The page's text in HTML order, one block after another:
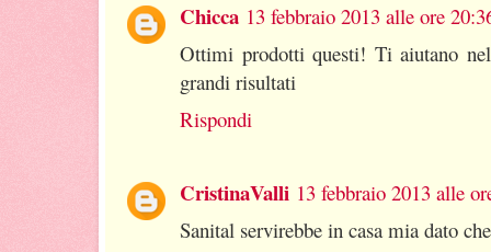
Chicca 13 febbraio 2013 alle ore
Ottimi prodotti questi! Ti aiutano
grandi risultati
Rispondi
CristinaValli 13 febbraio 2013 alle
Sanital servirebbe in casa mia dato